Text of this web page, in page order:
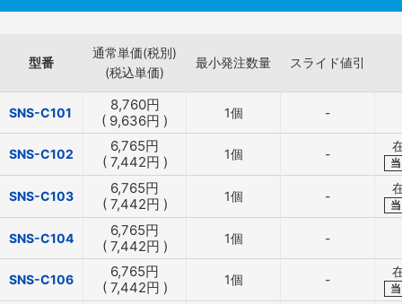
型番
通常単価(税別)
(税込単価)
最小発注数量 スライド値引
SNS-C101 8,760円
( 9,636円 ) 1個 -
SNS-C102 6,765円
( 7,442円 ) 1個 -
SNS-C103 6,765円
( 7,442円 ) 1個 -
SNS-C104 6,765円
( 7,442円 ) 1個 -
SNS-C106 6,765円
( 7,442円 ) 1個 -